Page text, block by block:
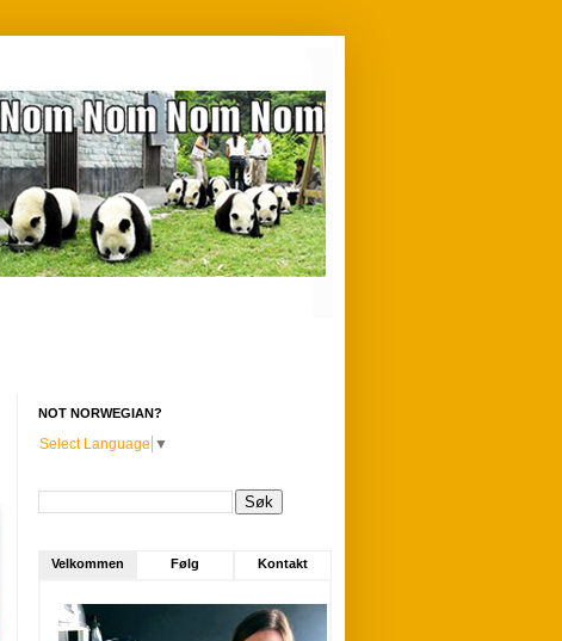
NOT NORWEGIAN?
Select Language ▼
Velkommen Følg Kontakt